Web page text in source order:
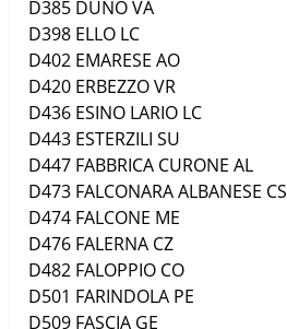
D385 DUNOVA
D398 ELLO LC
D402 EMARESE AO
D420 ERBEZZOVR
D436 ESINO LARIO LC
D443 ESTERZILI SU
D447 FABBRICA CURONE AL
D473 FALCONARA ALBANESE CS
D474 FALCONE ME
D476 FALERNA CZ
D482 FALOPPIO CO
D501 FARINDOLA PE
D509 FASCIA GE